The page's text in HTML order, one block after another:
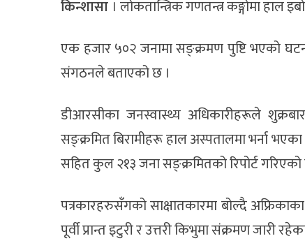
किन्शासा । लोकतान्त्रिक गणतन्त्र कङ्गोमा हाल
एक हजार ५०२ जनामा सङ्क्रमण पुष्टि भएको
संगठनले बताएको छ ।
डीआरसीका जनस्वास्थ्य अधिकारीहरूले
सङ्क्रमित बिरामीहरू हाल अस्पतालमा भर्ना
सहित कुल २१३ जना सङ्क्रमितको रिपोर्ट गरिएको
पत्रकारहरुसँगको साक्षातकारमा बोल्दै
पूर्वी प्रान्त इटुरी र उत्तरी किभुमा संक्रमण जारी